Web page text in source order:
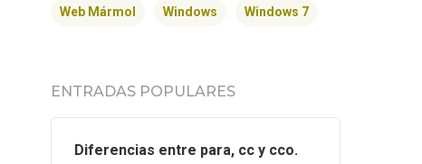
Web Mármol Windows Windows 7
ENTRADAS POPULARES
Diferencias entre para, cc y cco.